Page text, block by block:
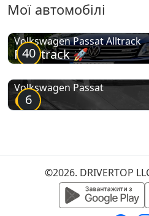
Мої автомобілі
40
Volkswagen Passat Alltrack
R_Alltrack 🚀
6
Volkswagen Passat
🙂
©2026. DRIVERTOP